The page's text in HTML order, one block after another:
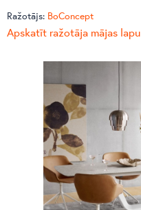
Ražotājs: BoConcept
Apskatīt ražotāja mājas lapu